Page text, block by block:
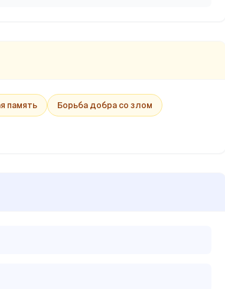
память Борьба добра со злом